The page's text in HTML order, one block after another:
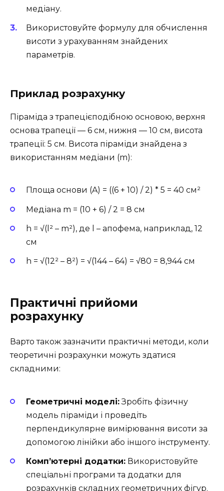
медіану.
Використовуйте формулу для обчислення
висоти з урахуванням знайдених
параметрів.
Приклад розрахунку
Піраміда з трапецієподібною основою, верхня
основа трапеції — 6 см, нижня — 10 см, висота
трапеції: 5 см. Висота піраміди знайдена з
використанням медіани (m):
Площа основи (A) = ((6 + 10) / 2) * 5 = 40 см²
Медіана m = (10 + 6) / 2 = 8 см
h = √(l² – m²), де l – апофема, наприклад, 12
см
h = √(12² – 8²) = √(144 – 64) = √80 = 8,944 см
Практичні прийоми
розрахунку
Варто також зазначити практичні методи, коли
теоретичні розрахунки можуть здатися
складними:
Геометричні моделі:Зробіть фізичну
модель піраміди і проведіть
перпендикулярне вимірювання висоти за
допомогою лінійки або іншого інструменту.
Комп’ютерні додатки: Використовуйте
спеціальні програми та додатки для
розрахунків складних геометричних фігур.